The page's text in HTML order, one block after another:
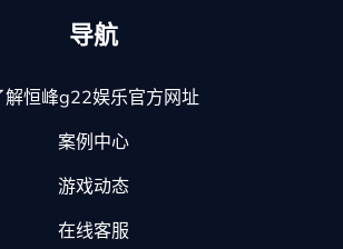
导航
解恒峰g22娱乐官方网址
案例中心
游戏动态
在线客服